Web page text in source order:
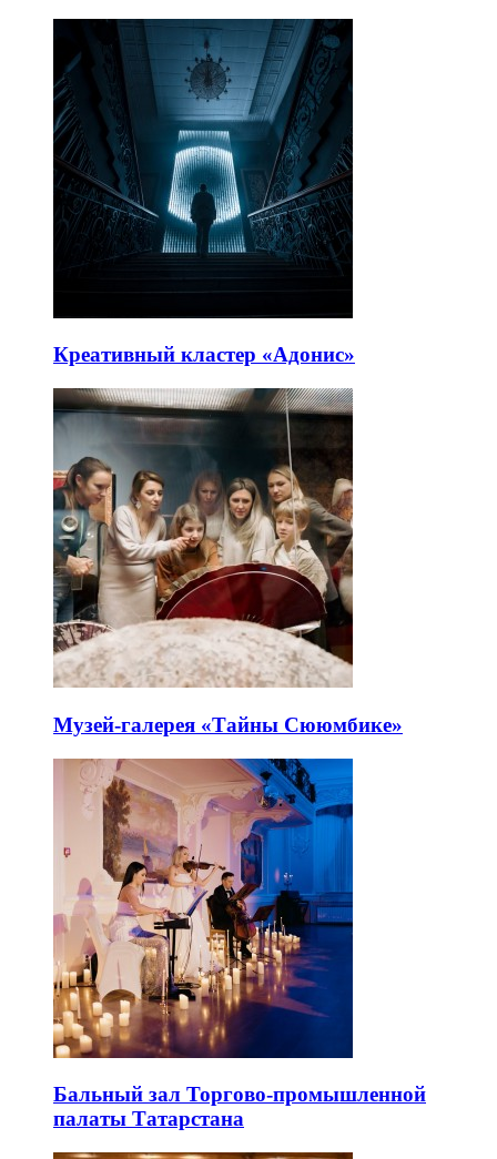
Креативный кластер «Адонис»
Музей-галерея «Тайны Сююмбике»
Бальный зал Торгово-промышленной
палаты Татарстана